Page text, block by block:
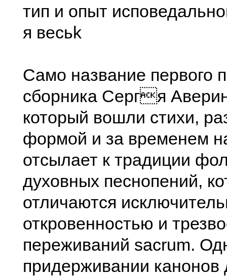
тип и опыт
я весьk
Само название первого
сборника Сергя
который вошли стихи,
формой и за временем
отсылает к традиции
духовных песнопений,
отличаются
откровенностью и
переживаний sacrum.
придерживании канонов